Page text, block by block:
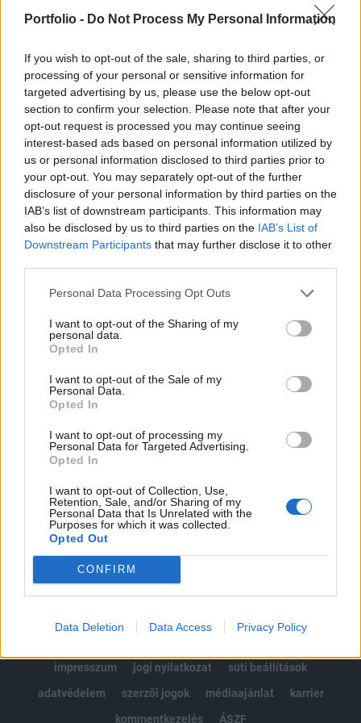
Portfolio - Do Not Process My Personal Information
If you wish to opt-out of the sale, sharing to third parties, or
processing of your personal or sensitive information for
targeted advertising by us, please use the below opt-out
section to confirm your selection. Please note that after your
opt-out request is processed you may continue seeing
interest-based ads based on personal information utilized by
us or personal information disclosed to third parties prior to
your opt-out. You may separately opt-out of the further
disclosure of your personal information by third parties on the
IAB’s list of downstream participants. This information may
also be disclosed by us to third parties on the IAB’s List of
Downstream Participants that may further disclose it to other
Personal Data Processing Opt Outs
I want to opt-out of the Sharing of my
personal data.
Opted In
I want to opt-out of the Sale of my
Personal Data.
Opted In
I want to opt-out of processing my
Personal Data for Targeted Advertising.
Opted In
I want to opt-out of Collection, Use,
Retention, Sale, and/or Sharing of my
Personal Data that Is Unrelated with the
Purposes for which it was collected.
Opted Out
CONFIRM
Data Deletion Data Access Privacy Policy
9-i moszkvai Győzelem napi katonai parádéról,
meg.
A jelentés említést tesz róla, hogy idén 24 – főleg
Ukrajnához közeli – oroszországi városban kellett
lemondani a Győzelem napi felvonulásokat, vélhetően
amiatt, mert nem tudták volna megfelelően biztosítani
őket. Tavaly május 9-én hárommal kevesebb, 21 lemondott
felvonulás volt. Habár idén újra volt légibemutató, a
moszkvai parádé szerényebb volt, és kevesebb modern...
KEDVES OLVASÓNK!
A keresett cikk a portfolio.hu hírarchívumához
regisztrációhoz kötött.
Az előfizetés a következőket tartalmazza:
Portfolio.hu teljes cikkarchívum
Kötéslisták: BÉT elmúlt 2 év napon belüli
Előfizetés
MÁR ELŐFIZETŐNK VAGY?BEJELENTKEZÉS
impresszum
jogi nyilatkozat
süti beállítások
adatvédelem
szerzői jogok médiaajánlat
karrier
kommentkezelés
ÁSZF